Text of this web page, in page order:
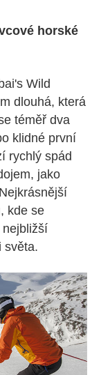
horské
Wild
dlouhá, která
téměř dva
klidné první
rychlý spád
jako
kde se
nejbližší
světa.